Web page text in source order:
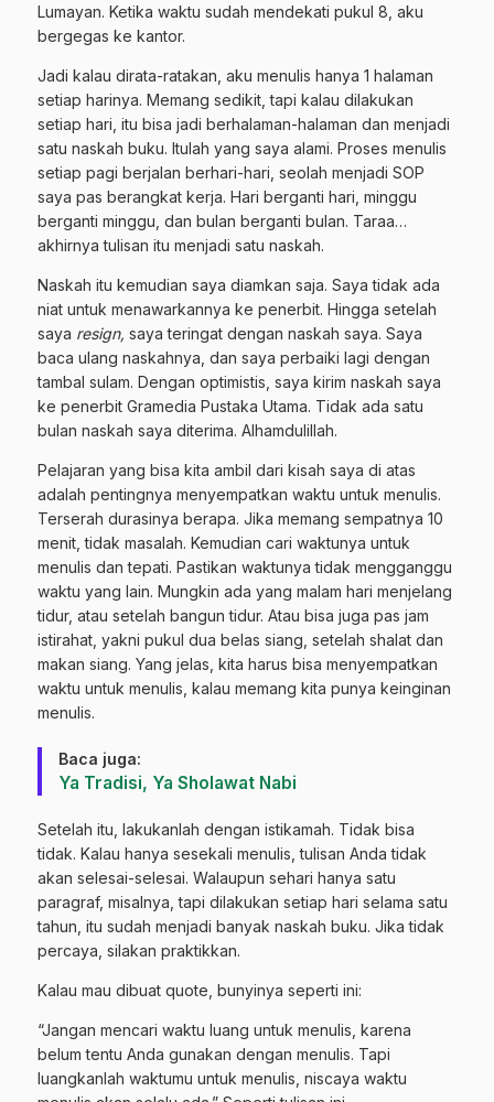
Lumayan. Ketika waktu sudah mendekati pukul 8, aku
bergegas ke kantor.
Jadi kalau dirata-ratakan, aku menulis hanya 1 halaman
setiap harinya. Memang sedikit, tapi kalau dilakukan
setiap hari, itu bisa jadi berhalaman-halaman dan menjadi
satu naskah buku. Itulah yang saya alami. Proses menulis
setiap pagi berjalan berhari-hari, seolah menjadi SOP
saya pas berangkat kerja. Hari berganti hari, minggu
berganti minggu, dan bulan berganti bulan. Taraa…
akhirnya tulisan itu menjadi satu naskah.
Naskah itu kemudian saya diamkan saja. Saya tidak ada
niat untuk menawarkannya ke penerbit. Hingga setelah
saya resign, saya teringat dengan naskah saya. Saya
baca ulang naskahnya, dan saya perbaiki lagi dengan
tambal sulam. Dengan optimistis, saya kirim naskah saya
ke penerbit Gramedia Pustaka Utama. Tidak ada satu
bulan naskah saya diterima. Alhamdulillah.
Pelajaran yang bisa kita ambil dari kisah saya di atas
adalah pentingnya menyempatkan waktu untuk menulis.
Terserah durasinya berapa. Jika memang sempatnya 10
menit, tidak masalah. Kemudian cari waktunya untuk
menulis dan tepati. Pastikan waktunya tidak mengganggu
waktu yang lain. Mungkin ada yang malam hari menjelang
tidur, atau setelah bangun tidur. Atau bisa juga pas jam
istirahat, yakni pukul dua belas siang, setelah shalat dan
makan siang. Yang jelas, kita harus bisa menyempatkan
waktu untuk menulis, kalau memang kita punya keinginan
menulis.
Baca juga:
Ya Tradisi, Ya Sholawat Nabi
Setelah itu, lakukanlah dengan istikamah. Tidak bisa
tidak. Kalau hanya sesekali menulis, tulisan Anda tidak
akan selesai-selesai. Walaupun sehari hanya satu
paragraf, misalnya, tapi dilakukan setiap hari selama satu
tahun, itu sudah menjadi banyak naskah buku. Jika tidak
percaya, silakan praktikkan.
Kalau mau dibuat quote, bunyinya seperti ini:
“Jangan mencari waktu luang untuk menulis, karena
belum tentu Anda gunakan dengan menulis. Tapi
luangkanlah waktumu untuk menulis, niscaya waktu